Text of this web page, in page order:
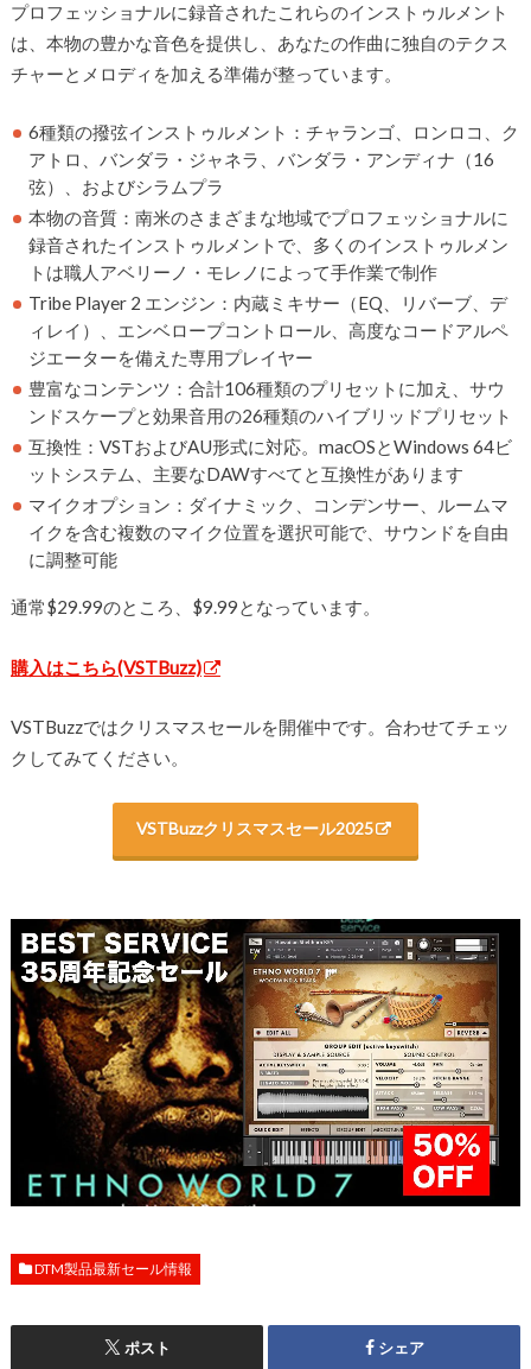
プロフェッショナルに録音されたこれらのインストゥルメント
は、本物の豊かな音色を提供し、あなたの作曲に独自のテクス
チャーとメロディを加える準備が整っています。
6種類の撥弦インストゥルメント：チャランゴ、ロンロコ、ク
アトロ、バンダラ・ジャネラ、バンダラ・アンディナ（16
弦）、およびシラムプラ
本物の音質：南米のさまざまな地域でプロフェッショナルに
録音されたインストゥルメントで、多くのインストゥルメン
トは職人アベリーノ・モレノによって手作業で制作
Tribe Player 2 エンジン：内蔵ミキサー（EQ、リバーブ、デ
ィレイ）、エンベロープコントロール、高度なコードアルペ
ジエーターを備えた専用プレイヤー
豊富なコンテンツ：合計106種類のプリセットに加え、サウ
ンドスケープと効果音用の26種類のハイブリッドプリセット
互換性：VSTおよびAU形式に対応。macOSとWindows 64ビ
ットシステム、主要なDAWすべてと互換性があります
マイクオプション：ダイナミック、コンデンサー、ルームマ
イクを含む複数のマイク位置を選択可能で、サウンドを自由
に調整可能
通常$29.99のところ、$9.99となっています。
購入はこちら(VSTBuzz)
VSTBuzzではクリスマスセールを開催中です。合わせてチェッ
クしてみてください。
VSTBuzzクリスマスセール2025
DTM製品最新セール情報
ポスト シェア